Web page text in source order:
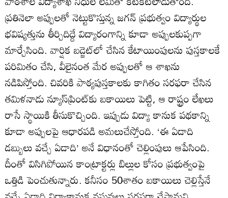
ప్రతినెలా అప్పులతో నెట్టుకొస్తున్న జగన్‌ ప్రభుత్వం విద్యార్థుల
భవిష్యత్తును తీర్చిదిద్దే విద్యారంగాన్ని కూడా అప్పులకుప్పగా
మార్చేసింది. వార్షిక బడ్జెట్‌లో చేసిన కేటాయింపులను పుస్తకాలకే
పరిమితం చేసి, వీలైనంత మేర అప్పులతో ఆ శాఖను
నడిపిస్తోంది. చివరికి పాఠ్యపుస్తకాలకు కాగితం సరఫరా చేసిన
తమిళనాడు న్యూస్‌ప్రింట్‌కు బకాయిలు పెట్టి, ఆ రాష్ట్రం లేఖలు
రాసే స్థాయికి తీసుకొచ్చింది. ఇప్పుడు విద్యా కానుక పథకాన్ని
కూడా అప్పులపై ఆధారపడి అమలుచేస్తోంది. ‘ఈ ఏడాది
డబ్బులు వచ్చే ఏడాది’ అనే విధానంతో చెల్లింపులు ఆపేసింది.
దీంతో విసిగిపోయిన కాంట్రాక్టర్లు బిల్లుల కోసం ప్రభుత్వంపై
ఒత్తిడి పెంచుతున్నారు. కనీసం 50శాతం బకాయిలు చెల్లిస్తేనే